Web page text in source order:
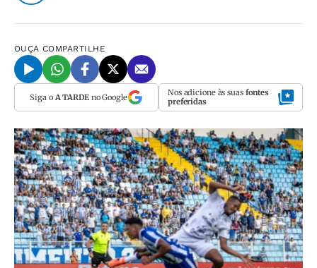
OUÇA COMPARTILHE
Siga o A TARDEno Google Nos adicione às suas fontes
preferidas